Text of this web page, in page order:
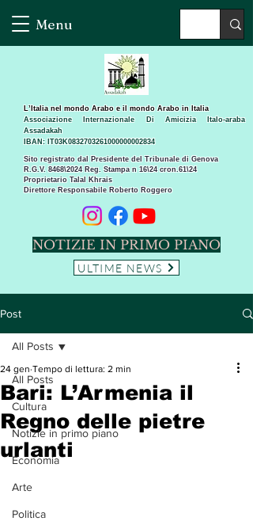
Menu
Sito registrato dal Presidente del Tribunale di Genova
R.G.V. 8468\2024 Reg. Stampa n 16\24 cron.61\24 ​
Proprietario Talal Khrais
Direttore Responsabile Roberto Roggero
L’Italia nel mondo Arabo e il mondo Arabo in Italia
Associazione Internazionale Di Amicizia Italo-araba
Assadakah
IBAN: IT03K0832703261000000002834
NOTIZIE IN PRIMO PIANO
ULTIME NEWS
Post
All Posts
Cultura
Notizie in primo piano
Economia
Arte
Politica
All Posts
Bari: L’Armenia il
Regno delle pietre
urlanti
24 gen Tempo di lettura: 2 min